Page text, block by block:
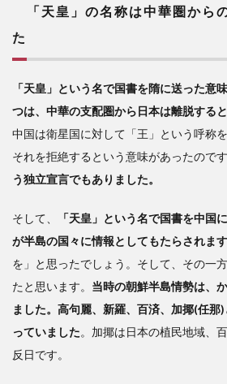
「天皇」の名称は中華圏から
た
「天皇」という名で国書を隋に送った意
つは、中華の支配圏から日本は離脱する
中国は衛星国に対して「王」という呼称
それを拒絶するという意味があったのです
う独立宣言でもありました。
そして、
「天皇」という名で国書を中国
が半島の国々に情報としてもたらされます
を」と思ったでしょう。そして、その一
たと思います。 当時の朝鮮半島情勢は、
ました。高句麗、新羅、百済、加揶(任那
っていました。加揶は日本の植民地域、
反日です。